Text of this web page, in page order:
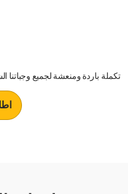
تكملة باردة ومنعشة لجميع